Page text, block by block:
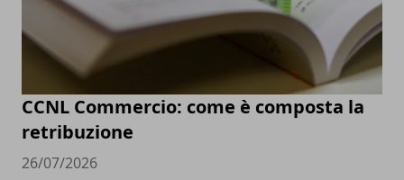
CCNL Commercio: come è composta la
retribuzione
26/07/2026